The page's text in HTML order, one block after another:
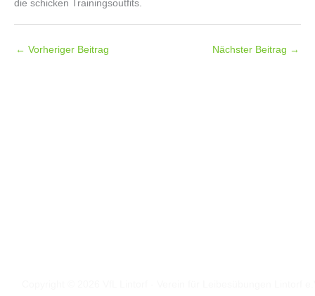
die schicken Trainingsoutfits.
← Vorheriger Beitrag Nächster Beitrag →